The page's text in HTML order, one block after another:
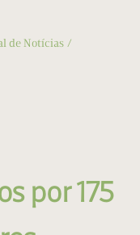
de Notícias
por 175